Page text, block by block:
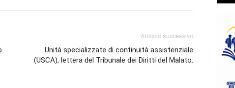
Articolo successivo
Unità specializzate di continuità assistenziale
(USCA), lettera del Tribunale dei Diritti del Malato.